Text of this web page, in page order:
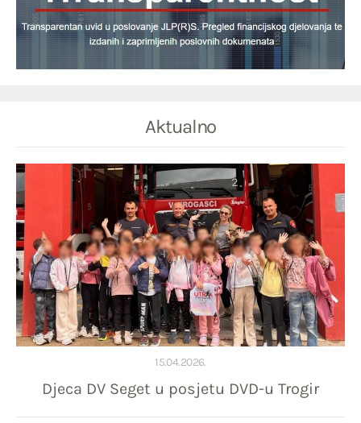
Aktualno
15.04.2026.
Djeca DV Seget u posjetu DVD-u Trogir